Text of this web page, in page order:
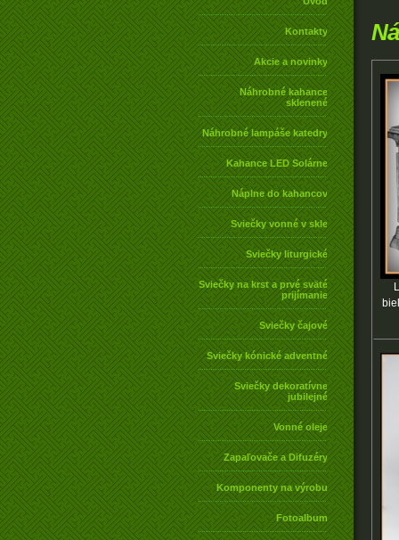
Kontakty
Akcie a novinky
Náhrobné kahance
sklenené
Náhrobné lampáše katedry
Kahance LED Solárne
Náplne do kahancov
Sviečky vonné v skle
Sviečky liturgické
Sviečky na krst a prvé sväté
prijímanie
Sviečky čajové
Sviečky kónické adventné
Sviečky dekoratívne
jubilejné
Vonné oleje
Zapaľovače a Difuzéry
Komponenty na výrobu
Fotoalbum